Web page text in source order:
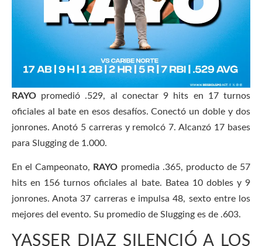
RAYO promedió .529, al conectar 9 hits en 17 turnos
oficiales al bate en esos desafíos. Conectó un doble y dos
jonrones. Anotó 5 carreras y remolcó 7. Alcanzó 17 bases
para Slugging de 1.000.
En el Campeonato, RAYO promedia .365, producto de 57
hits en 156 turnos oficiales al bate. Batea 10 dobles y 9
jonrones. Anota 37 carreras e impulsa 48, sexto entre los
mejores del evento. Su promedio de Slugging es de .603.
YASSER DIAZ SILENCIÓ A LOS